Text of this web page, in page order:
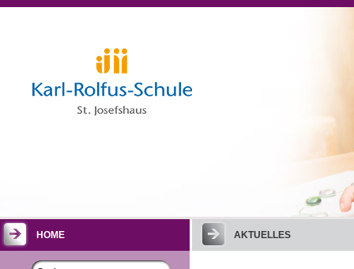
HOME AKTUELLES